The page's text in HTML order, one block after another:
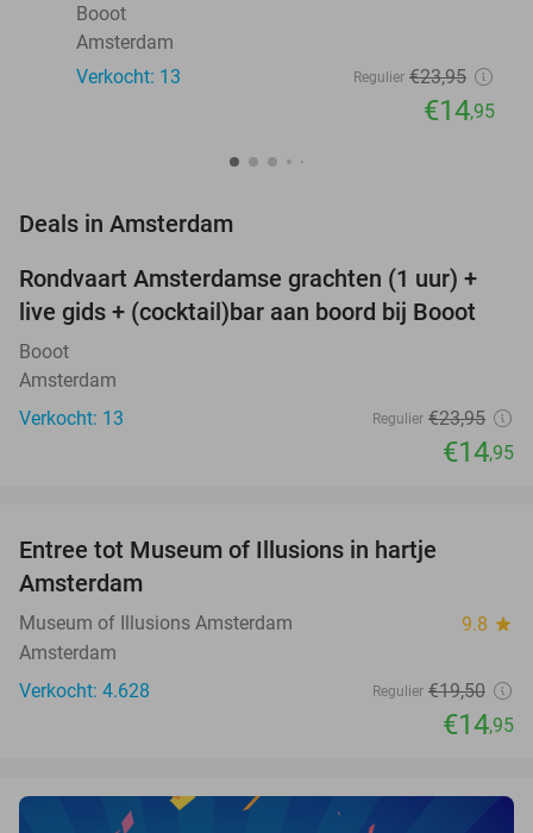
Booot
Amsterdam
Verkocht: 13
Regulier €23,95
€14,95
Deals in Amsterdam
38%
TODAY
Rondvaart Amsterdamse grachten (1 uur) +
live gids + (cocktail)bar aan boord bij Booot
Booot
Amsterdam
Verkocht: 13
Regulier €23,95
€14,95
Entree tot Museum of Illusions in hartje
Amsterdam
Museum of Illusions Amsterdam 9.8 star
Amsterdam
Verkocht: 4.628
Regulier €19,50
€14,95